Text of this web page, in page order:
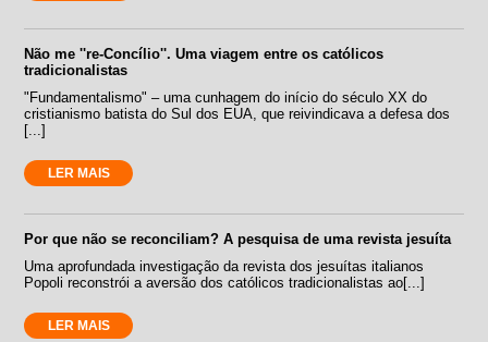
Não me ''re-Concílio''. Uma viagem entre os católicos
tradicionalistas
"Fundamentalismo" – uma cunhagem do início do século XX do
cristianismo batista do Sul dos EUA, que reivindicava a defesa dos
[...]
LER MAIS
Por que não se reconciliam? A pesquisa de uma revista jesuíta
Uma aprofundada investigação da revista dos jesuítas italianos
Popoli reconstrói a aversão dos católicos tradicionalistas ao[...]
LER MAIS